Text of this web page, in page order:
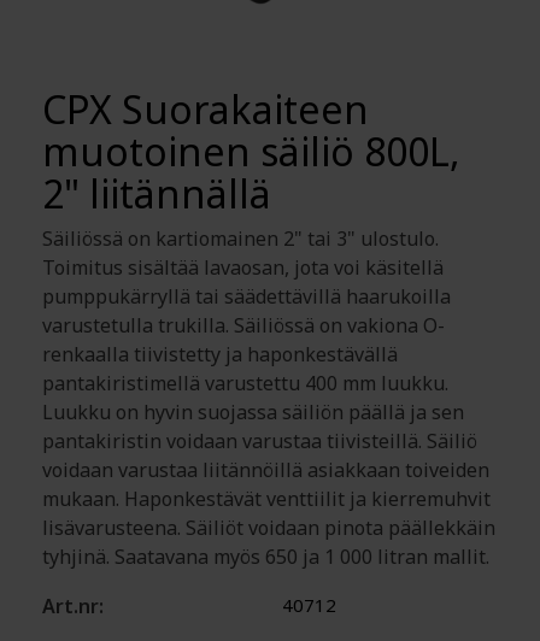
CPX Suorakaiteen
muotoinen säiliö 800L,
2" liitännällä
Säiliössä on kartiomainen 2" tai 3" ulostulo.
Toimitus sisältää lavaosan, jota voi käsitellä
pumppukärryllä tai säädettävillä haarukoilla
varustetulla trukilla. Säiliössä on vakiona O-
renkaalla tiivistetty ja haponkestävällä
pantakiristimellä varustettu 400 mm luukku.
Luukku on hyvin suojassa säiliön päällä ja sen
pantakiristin voidaan varustaa tiivisteillä. Säiliö
voidaan varustaa liitännöillä asiakkaan toiveiden
mukaan. Haponkestävät venttiilit ja kierremuhvit
lisävarusteena. Säiliöt voidaan pinota päällekkäin
tyhjinä. Saatavana myös 650 ja 1 000 litran mallit.
Art.nr:
40712